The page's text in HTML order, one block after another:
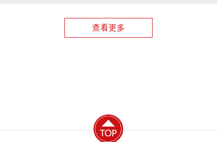
心，奥运组委会将吉祥物冰墩墩放到东莞生
产，而众盛硅胶也有幸参与了冰墩墩的生产制
查看更多